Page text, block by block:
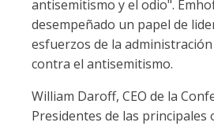
antisemitismo y el odio".
desempeñado un papel de
esfuerzos de la
contra el antisemitismo.
William Daroff, CEO de la
Presidentes de las principales